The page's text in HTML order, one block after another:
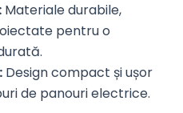
Materiale durabile,
pentru o
Design compact și ușor
de panouri electrice.